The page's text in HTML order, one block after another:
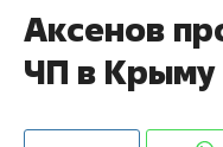
Аксенов
ЧП в Крыму